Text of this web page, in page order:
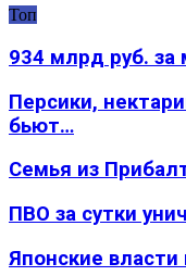
Топ
934 млрд руб.
Персики,
бьют…
Семья из
ПВО за сутки
Японские